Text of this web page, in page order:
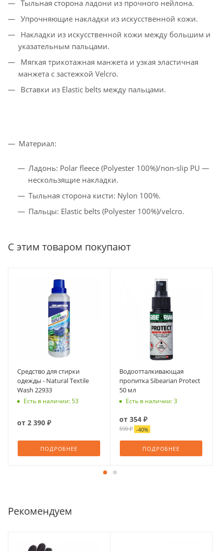
Тыльная сторона ладони из прочного нейлона.
Упрочняющие накладки из искусственной кожи.
Накладки из искусственной кожи между большим и
указательным пальцами.
Мягкая трикотажная манжета и узкая эластичная
манжета с застежкой Velcro.
Вставки из Elastic belts между пальцами.
Материал:
Ладонь: Polar fleece (Polyester 100%)/non-slip PU —
нескользящие накладки.
Тыльная сторона кисти: Nylon 100%.
Пальцы: Elastic belts (Polyester 100%)/velcro.
С этим товаром покупают
Средство для стирки
одежды - Natural Textile
Wash 22933
Есть в наличии: 53
от 2 390 ₽
ПОДРОБНЕЕ
Водоотталкивающая
пропитка Sibearian Protect
50 мл
Есть в наличии: 3
от 354 ₽
590 ₽ -40%
ПОДРОБНЕЕ
Рекомендуем